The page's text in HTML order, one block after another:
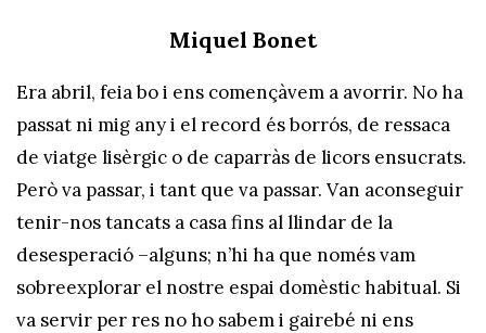
Miquel Bonet
Era abril, feia bo i ens començàvem a avorrir. No ha
passat ni mig any i el record és borrós, de ressaca
de viatge lisèrgic o de caparràs de licors ensucrats.
Però va passar, i tant que va passar. Van aconseguir
tenir-nos tancats a casa fins al llindar de la
desesperació –alguns; n’hi ha que només vam
sobreexplorar el nostre espai domèstic habitual. Si
va servir per res no ho sabem i gairebé ni ens